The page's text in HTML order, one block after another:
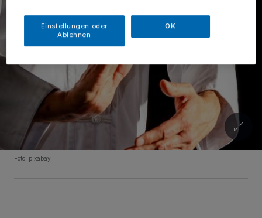
Foto: pixabay
Einstellungen oder
Ablehnen
OK